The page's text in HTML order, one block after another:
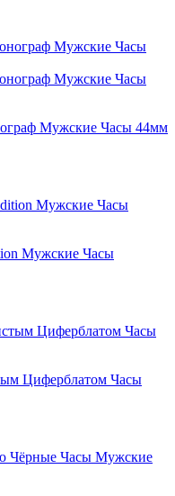
Мужские Часы 44мм
Мужские Часы
Циферблатом Часы